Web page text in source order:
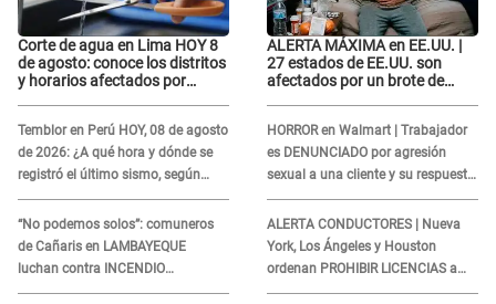
Corte de agua en Lima HOY 8
de agosto: conoce los distritos
y horarios afectados por
Temblor en Perú HOY, 08 de agosto
de 2026: ¿A qué hora y dónde se
registró el último sismo, según
IGP?
“No podemos solos”: comuneros
de Cañaris en LAMBAYEQUE
luchan contra INCENDIO
FORESTAL que sigue avanzando
ALERTA MÁXIMA en EE.UU. |
27 estados de EE.UU. son
afectados por un brote de
HORROR en Walmart | Trabajador
es DENUNCIADO por agresión
sexual a una cliente y su respuesta
INDIGNÓ A TODOS
ALERTA CONDUCTORES | Nueva
York, Los Ángeles y Houston
ordenan PROHIBIR LICENCIAS a
quienes no presenten ESTE